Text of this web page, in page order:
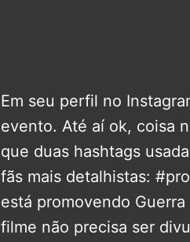
Em seu perfil no
evento. Até aí ok, coisa
que duas hashtags
fãs mais detalhistas:
está promovendo
filme não precisa ser